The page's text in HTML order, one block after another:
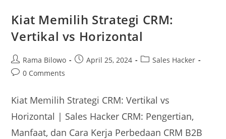
Kiat Memilih Strategi CRM:
Vertikal vs Horizontal
Rama Bilowo April 25, 2024
Sales Hacker
0 Comments
Kiat Memilih Strategi CRM: Vertikal vs
Horizontal | Sales Hacker CRM: Pengertian,
Manfaat, dan Cara Kerja Perbedaan CRM B2B